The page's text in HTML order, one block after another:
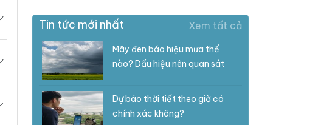
Tin tức mới nhất Xem tất cả
Mây đen báo hiệu mưa thế
nào? Dấu hiệu nên quan sát
Dự báo thời tiết theo giờ có
chính xác không?